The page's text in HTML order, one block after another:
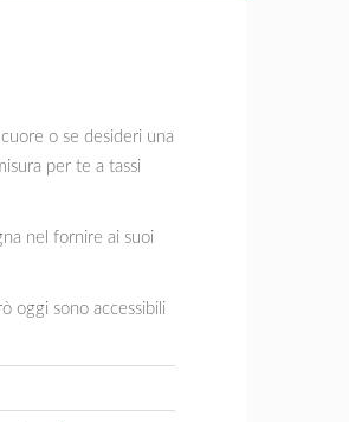
o se desideri una
per te a tassi
nel fornire ai suoi
oggi sono accessibili